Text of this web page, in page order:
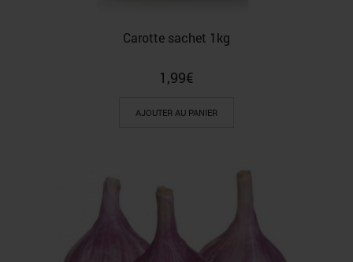
Carotte sachet 1kg
1,99€
AJOUTER AU PANIER